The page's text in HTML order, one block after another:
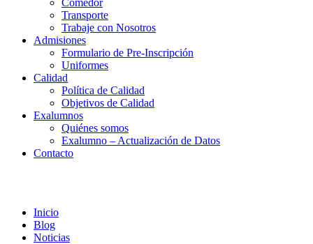
Comedor
Transporte
Trabaje con Nosotros
Admisiones
Formulario de Pre-Inscripción
Uniformes
Calidad
Política de Calidad
Objetivos de Calidad
Exalumnos
Quiénes somos
Exalumno – Actualización de Datos
Contacto
Inicio
Blog
Noticias